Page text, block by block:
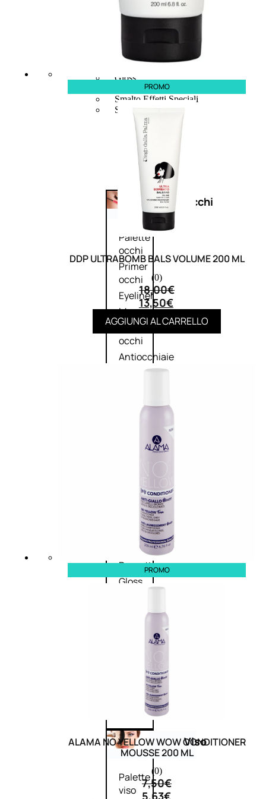
Bb E Cc Cream
Matita Occhi
Eyeliner
Rossetto
Gloss
Smalto Effetti Speciali
Solventi Unghie
Occhi
Palette
occhi
Primer
occhi
Eyeliner
Mascara
Matita
occhi
Antiocchiaie
e correttori
Mascara
sopracciglia
Fissante
sopracciglia
Palette
labbra
Rossetto
Gloss
Rimpolpante
Balsamo
Cream
Viso
Palette
viso
PROMO
DDP ULTRABOMB BALS VOLUME 200 ML
(0)
18,00€
13,50€
AGGIUNGI AL CARRELLO
PROMO
ALAMA NO YELLOW WOW CONDITIONER
MOUSSE 200 ML
(0)
7,50€